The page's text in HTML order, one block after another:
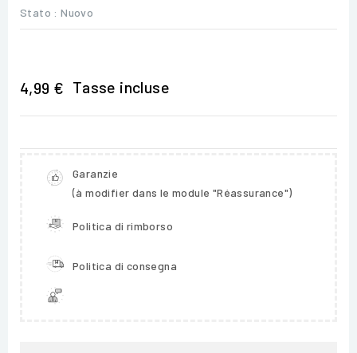
Stato : Nuovo
4,99 € Tasse incluse
Garanzie
(à modifier dans le module "Réassurance")
Politica di rimborso
Politica di consegna